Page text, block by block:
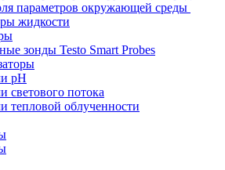
параметров окружающей среды
жидкости
зонды Testo Smart Probes
pH
светового потока
тепловой облученности